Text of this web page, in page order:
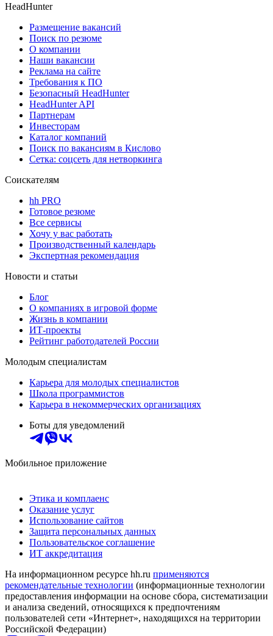
HeadHunter
Размещение вакансий
Поиск по резюме
О компании
Наши вакансии
Реклама на сайте
Требования к ПО
Безопасный HeadHunter
HeadHunter API
Партнерам
Инвесторам
Каталог компаний
Поиск по вакансиям в Кислово
Сетка: соцсеть для нетворкинга
Соискателям
hh PRO
Готовое резюме
Все сервисы
Хочу у вас работать
Производственный календарь
Экспертная рекомендация
Новости и статьи
Блог
О компаниях в игровой форме
Жизнь в компании
ИТ-проекты
Рейтинг работодателей России
Молодым специалистам
Карьера для молодых специалистов
Школа программистов
Карьера в некоммерческих организациях
Боты для уведомлений
Мобильное приложение
Этика и комплаенс
Оказание услуг
Использование сайтов
Защита персональных данных
Пользовательское соглашение
ИТ аккредитация
На информационном ресурсе hh.ru применяются
рекомендательные технологии (информационные технологии
предоставления информации на основе сбора, систематизации
и анализа сведений, относящихся к предпочтениям
пользователей сети «Интернет», находящихся на территории
Российской Федерации)